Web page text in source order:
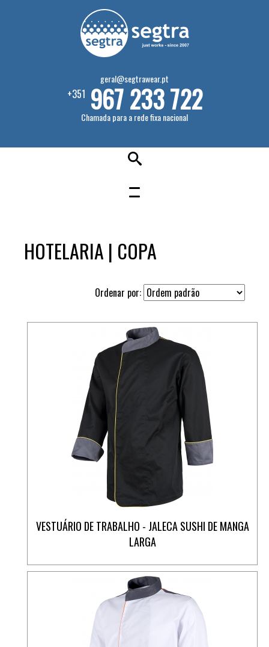
geral@segtrawear.pt
+351 967 233 722
Chamada para a rede fixa nacional
HOTELARIA | COPA
Ordenar por:
VESTUÁRIO DE TRABALHO - JALECA SUSHI DE MANGA
LARGA